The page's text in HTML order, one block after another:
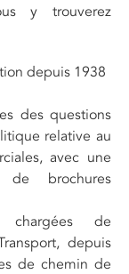
y trouverez
depuis 1938
des questions
relative au
avec une
brochures
chargées de
depuis
de chemin de